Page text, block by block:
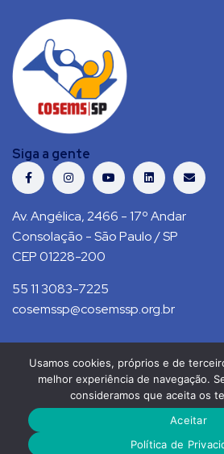
Siga a gente
Av. Angélica, 2466 - 17º Andar
Consolação - São Paulo / SP
CEP 01228-200
55 11 3083-7225
cosemssp@cosemssp.org.br
Política de Privacidade Contato
COSEMS/SP © 2021. Todos direitos
RS Press
Usamos cookies, próprios e de
melhor experiência de navegação.
consideramos que aceita os
Aceitar
Política de